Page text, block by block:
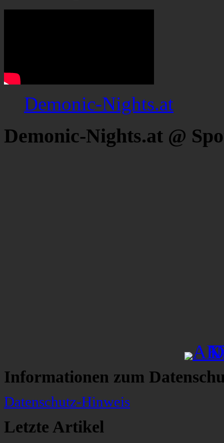
Demonic-Nights.at
Demonic-Nights.at @
Informationen zum
Datenschutz-Hinweis
Letzte Artikel